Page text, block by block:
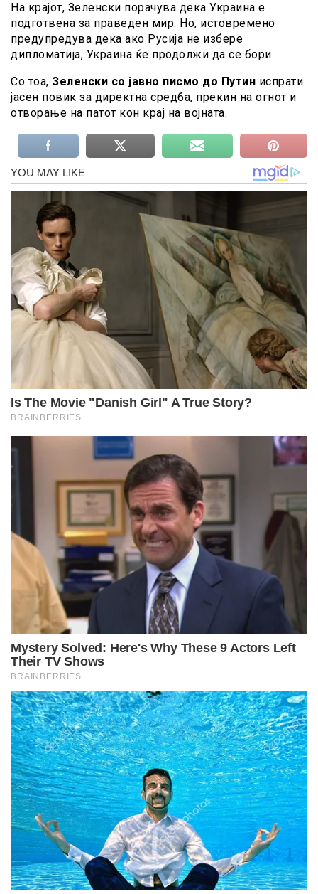
На крајот, Зеленски порачува дека Украина е
подготвена за праведен мир. Но, истовремено
предупредува дека ако Русија не избере
дипломатија, Украина ќе продолжи да се бори.
Со тоа, Зеленски со јавно писмо до Путин испрати
јасен повик за директна средба, прекин на огнот и
отворање на патот кон крај на војната.